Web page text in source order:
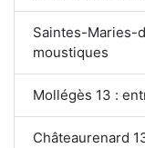
Saintes-Maries-
moustiques
Mollégès 13 :
Châteaurenard